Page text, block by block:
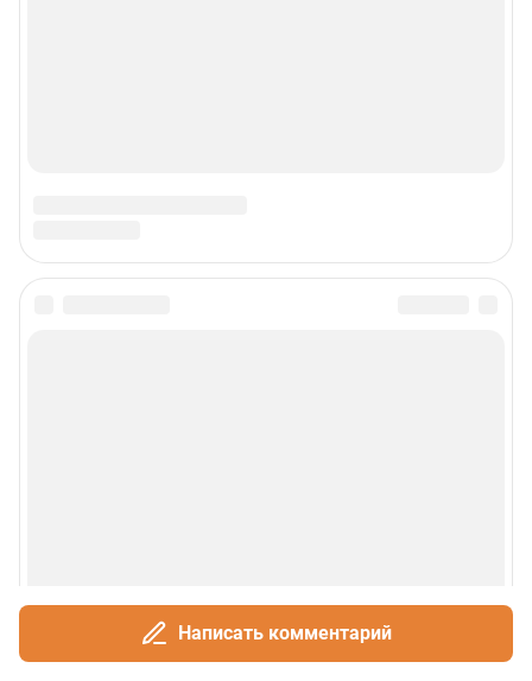
Написать комментарий